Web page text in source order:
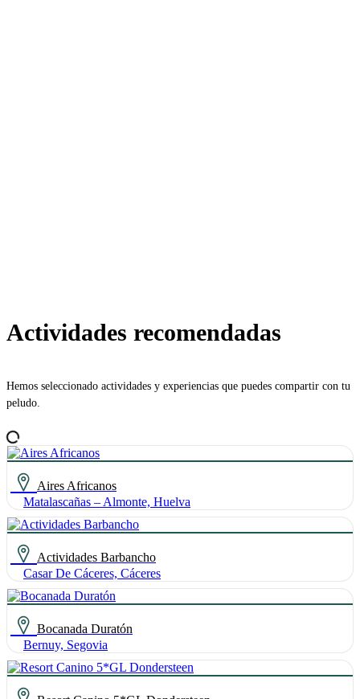
Actividades recomendadas
Hemos seleccionado actividades y experiencias que puedes compartir con tu
peludo.
Aires Africanos
Matalascañas – Almonte, Huelva
Actividades Barbancho
Casar De Cáceres, Cáceres
Bocanada Duratón
Bernuy, Segovia